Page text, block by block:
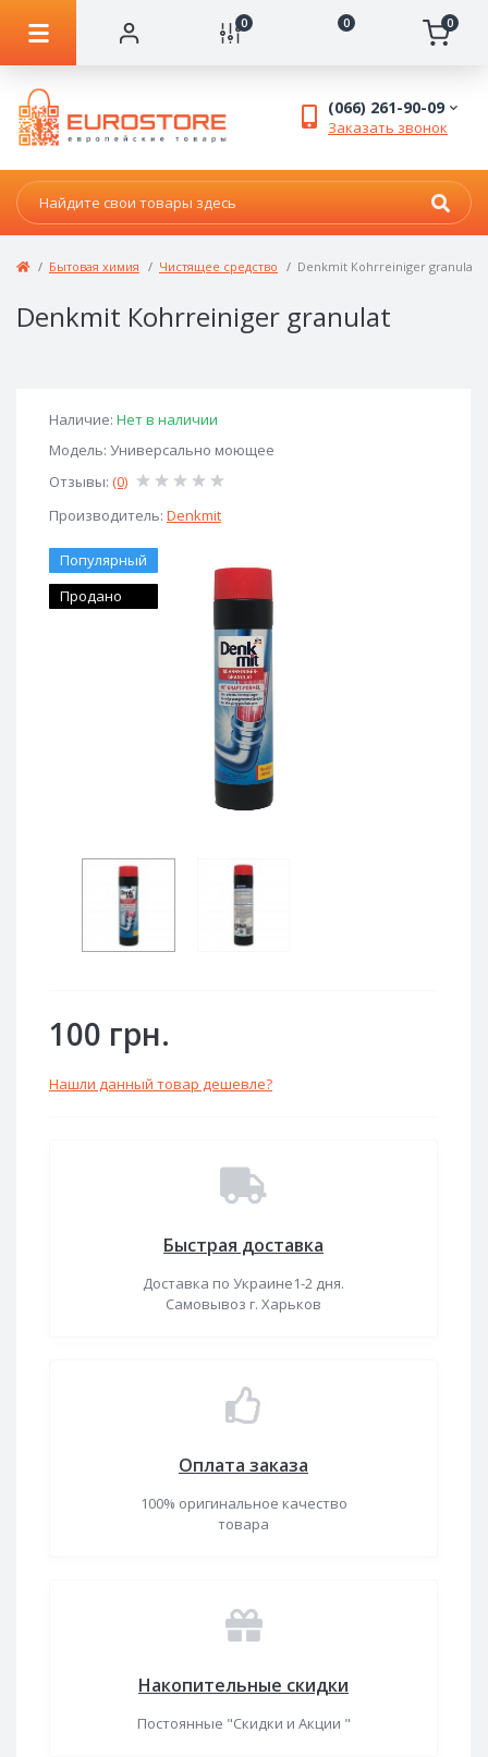
0 0 0
(066) 261-90-09
Заказать звонок
Бытовая химия Чистящее средство Denkmit Кohrreiniger granulat
Denkmit Кohrreiniger granulat
Наличие: Нет в наличии
Модель: Универсально моющее
Отзывы: (0)
Производитель: Denkmit
Популярный
Продано
100 грн.
Нашли данный товар дешевле?
Быстрая доставка
Доставка по Украине1-2 дня.
Самовывоз г. Харьков
Оплата заказа
100% оригинальное качество
товара
Накопительные скидки
Постоянные "Скидки и Акции "